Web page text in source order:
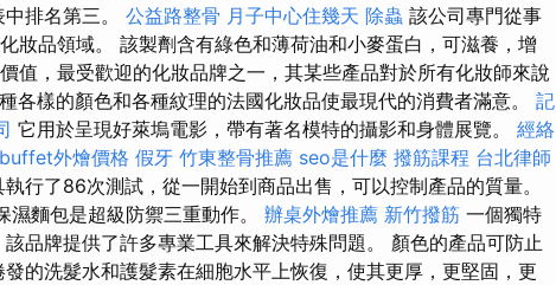
排名第三。 公益路整骨 月子中心住幾天 除蟲 該公司專門從事
妝品領域。 該製劑含有綠色和薄荷油和小麥蛋白，可滋養，增
值，最受歡迎的化妝品牌之一，其某些產品對於所有化妝師來說
各樣的顏色和各種紋理的法國化妝品使最現代的消費者滿意。 記
它用於呈現好萊塢電影，帶有著名模特的攝影和身體展覽。 經絡
buffet外燴價格 假牙 竹東整骨推薦 seo是什麼 撥筋課程 台北律師
行了86次測試，從一開始到商品出售，可以控制產品的質量。
濕麵包是超級防禦三重動作。 辦桌外燴推薦 新竹撥筋 一個獨特
品牌提供了許多專業工具來解決特殊問題。 顏色的產品可防止
的洗髮水和護髮素在細胞水平上恢復，使其更厚，更堅固，更